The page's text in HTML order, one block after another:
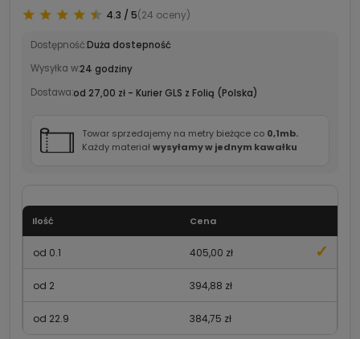
4.3 / 5(24 oceny)
Dostępność:Duża dostepność
Wysyłka w:24 godziny
Dostawa:od 27,00 zł - Kurier GLS z Folią (Polska)
Towar sprzedajemy na metry bieżące co 0,1mb.
Każdy materiałwysyłamy w jednym kawałku
Ilość Cena
od 0.1 405,00 zł
od 2 394,88 zł
od 22.9 384,75 zł